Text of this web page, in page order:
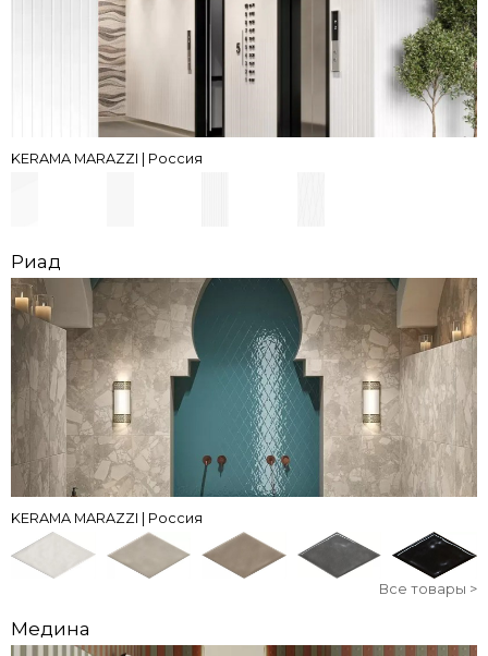
KERAMA MARAZZI | Россия
Риад
KERAMA MARAZZI | Россия
Все товары >
Медина